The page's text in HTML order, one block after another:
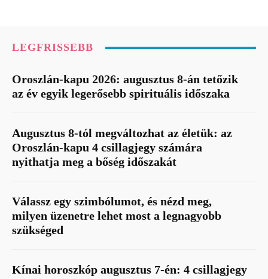
LEGFRISSEBB
Oroszlán-kapu 2026: augusztus 8-án tetőzik
az év egyik legerősebb spirituális időszaka
Augusztus 8-tól megváltozhat az életük: az
Oroszlán-kapu 4 csillagjegy számára
nyithatja meg a bőség időszakát
Válassz egy szimbólumot, és nézd meg,
milyen üzenetre lehet most a legnagyobb
szükséged
Kínai horoszkóp augusztus 7-én: 4 csillagjegy